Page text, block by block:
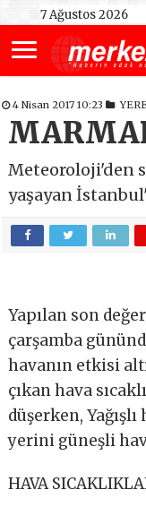
7 Ağustos 2026
4 Nisan 2017 10:23
Meteoroloji'den
yaşayan
Yapılan son
çarşamba
havanın etkisi
çıkan hava
düşerken,
yerini güneşli
HAVA